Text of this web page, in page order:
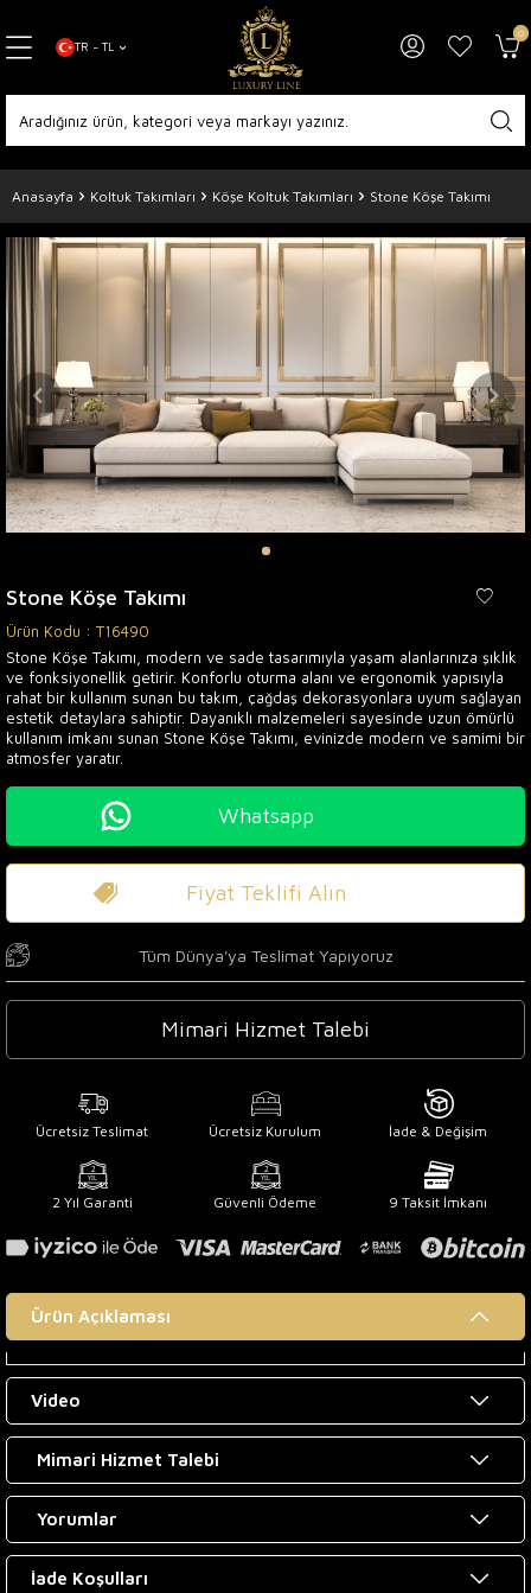
TR − TL
0
Anasayfa Koltuk Takımları Köşe Koltuk Takımları Stone Köşe Takımı
Stone Köşe Takımı
Ürün Kodu : T16490
Stone Köşe Takımı, modern ve sade tasarımıyla yaşam alanlarınıza şıklık
ve fonksiyonellik getirir. Konforlu oturma alanı ve ergonomik yapısıyla
rahat bir kullanım sunan bu takım, çağdaş dekorasyonlara uyum sağlayan
estetik detaylara sahiptir. Dayanıklı malzemeleri sayesinde uzun ömürlü
kullanım imkanı sunan Stone Köşe Takımı, evinizde modern ve samimi bir
atmosfer yaratır.
Whatsapp
Fiyat Teklifi Alın
Tüm Dünya'ya Teslimat Yapıyoruz
Mimari Hizmet Talebi
Ücretsiz Teslimat Ücretsiz Kurulum İade & Değişim
2 Yıl Garanti Güvenli Ödeme 9 Taksit İmkanı
Ürün Açıklaması
Video
Mimari Hizmet Talebi
Yorumlar
İade Koşulları